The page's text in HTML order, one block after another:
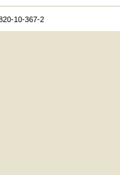
10-367-2